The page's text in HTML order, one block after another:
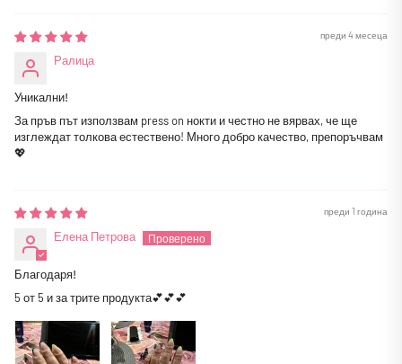
преди 4 месеца
Ралица
Уникални!
За пръв път използвам press on нокти и честно не вярвах, че ще
изглеждат толкова естествено! Много добро качество, препоръчвам
💖
преди 1 година
Елена Петрова
Благодаря!
5 от 5 и за трите продукта💕💕💕